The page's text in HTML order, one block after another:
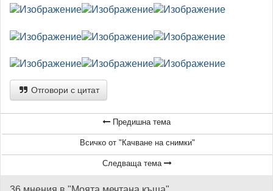
Отговори с цитат
Предишна тема
Всичко от "Качване на снимки"
Следваща тема